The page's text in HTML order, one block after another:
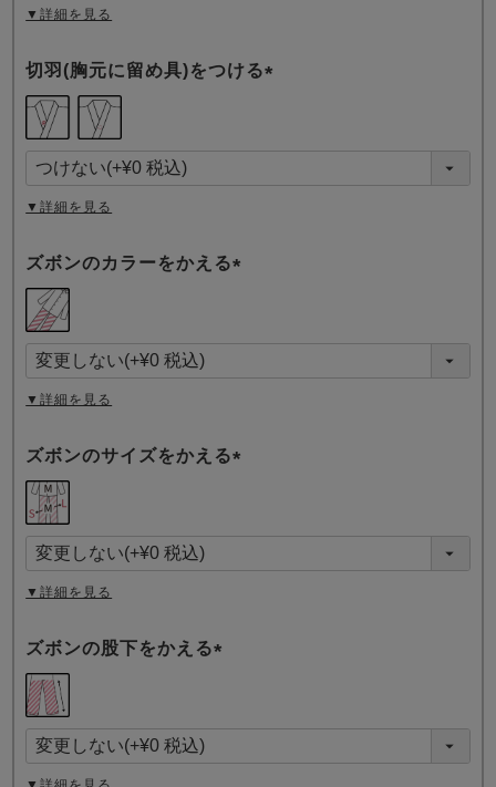
▼詳細を見る
切羽(胸元に留め具)をつける
須
)
▼詳細を見る
ズボンのカラーをかえる
須
)
▼詳細を見る
ズボンのサイズをかえる
須
)
▼詳細を見る
ズボンの股下をかえる
須
)